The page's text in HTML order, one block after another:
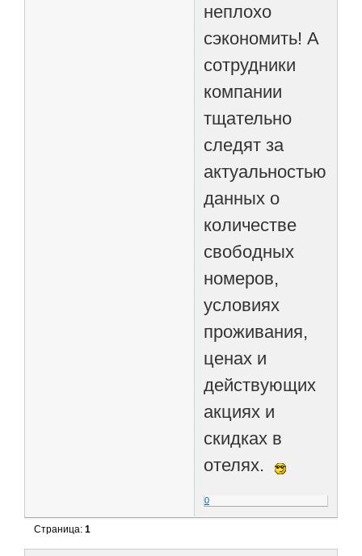
неплохо
сэкономить! А
сотрудники
компании
тщательно
следят за
актуальностью
данных о
количестве
свободных
номеров,
условиях
проживания,
ценах и
действующих
акциях и
скидках в
отелях.
0
Страница:1